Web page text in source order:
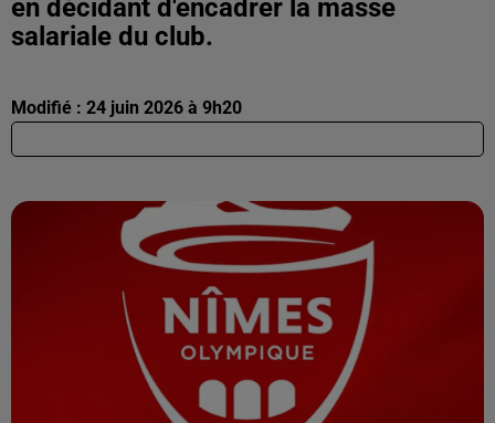
en décidant d'encadrer la masse
salariale du club.
Modifié : 24 juin 2026 à 9h20